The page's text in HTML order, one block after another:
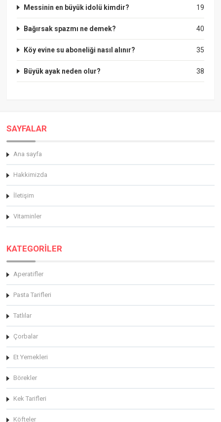
19
Messinin en büyük idolü kimdir?
40
Bağırsak spazmı ne demek?
35
Köy evine su aboneliği nasıl alınır?
38
Büyük ayak neden olur?
SAYFALAR
Ana sayfa
Hakkimizda
İletişim
Vitaminler
KATEGORİLER
Aperatifler
Pasta Tarifleri
Tatlılar
Çorbalar
Et Yemekleri
Börekler
Kek Tarifleri
Köfteler